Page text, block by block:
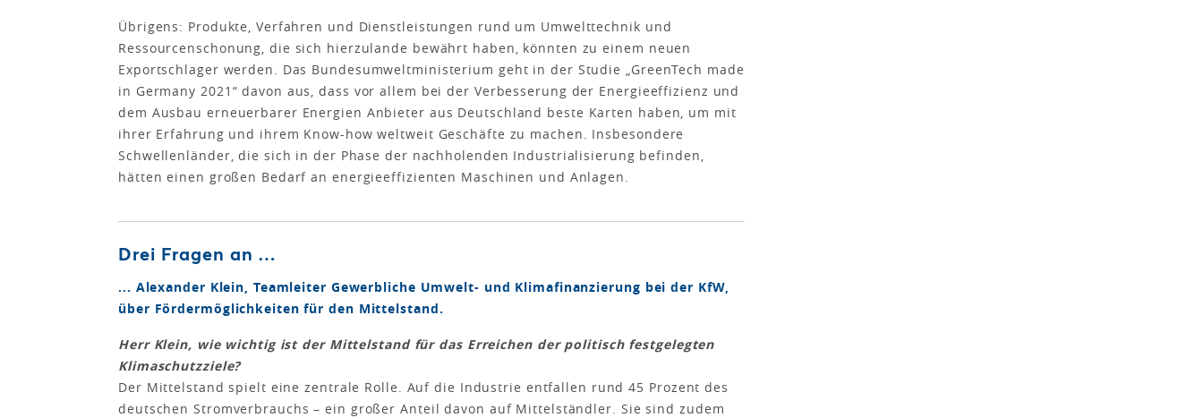
Übrigens: Produkte, Verfahren und Dienstleistungen rund um Umwelttechnik und
Ressourcenschonung, die sich hierzulande bewährt haben, könnten zu einem neuen
Exportschlager werden. Das Bundesumweltministerium geht in der Studie „GreenTech made
in Germany 2021“ davon aus, dass vor allem bei der Verbesserung der Energieeffizienz und
dem Ausbau erneuerbarer Energien Anbieter aus Deutschland beste Karten haben, um mit
ihrer Erfahrung und ihrem Know-how weltweit Geschäfte zu machen. Insbesondere
Schwellenländer, die sich in der Phase der nachholenden Industrialisierung befinden,
hätten einen großen Bedarf an energieeffizienten Maschinen und Anlagen.
Drei Fragen an …
... Alexander Klein, Teamleiter Gewerbliche Umwelt- und Klimafinanzierung bei der KfW,
über Fördermöglichkeiten für den Mittelstand.
Herr Klein, wie wichtig ist der Mittelstand für das Erreichen der politisch festgelegten
Klimaschutzziele?
Der Mittelstand spielt eine zentrale Rolle. Auf die Industrie entfallen rund 45 Prozent des
deutschen Stromverbrauchs – ein großer Anteil davon auf Mittelständler. Sie sind zudem